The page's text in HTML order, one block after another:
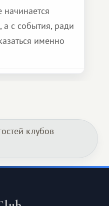
начинается
с события, ради
именно
клубов